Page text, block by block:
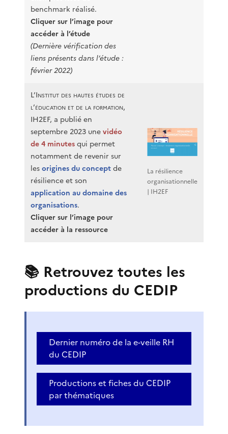
benchmark réalisé.
Cliquer sur l’image pour
accéder à l’étude
(Dernière vérification des
liens présents dans l’étude :
février 2022)
L’Institut des hautes études de
l’éducation et de la formation,
IH2EF, a publié en
septembre 2023 unevidéo
de 4 minutesqui permet
notamment de revenir sur
lesorigines du conceptde
résilience et son
application au domaine des
organisations.
Cliquer sur l’image pour
accéder à la ressource
La résilience
organisationnelle
| IH2EF
📚 Retrouvez toutes les
productions du CEDIP
Dernier numéro de la e-veille RH
du CEDIP
Productions et fiches du CEDIP
par thématiques